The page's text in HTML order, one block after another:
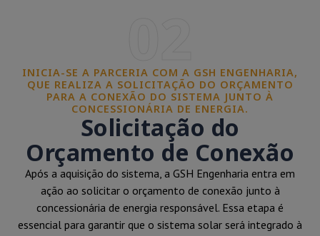
INICIA-SE A PARCERIA COM A GSH ENGENHARIA,
QUE REALIZA A SOLICITAÇÃO DO ORÇAMENTO
PARA A CONEXÃO DO SISTEMA JUNTO À
CONCESSIONÁRIA DE ENERGIA.
Solicitação do
Orçamento de Conexão
Após a aquisição do sistema, a GSH Engenharia entra em
ação ao solicitar o orçamento de conexão junto à
concessionária de energia responsável. Essa etapa é
essencial para garantir que o sistema solar será integrado à